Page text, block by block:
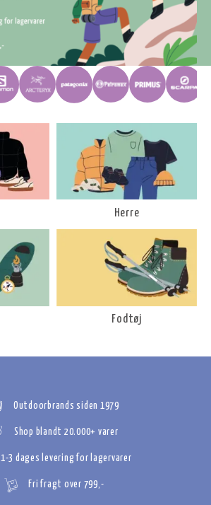
Herre
Fodtøj
Outdoorbrands siden 1979
Shop blandt 20.000+ varer
1-3 dages levering for lagervarer
Fri fragt over 799,-